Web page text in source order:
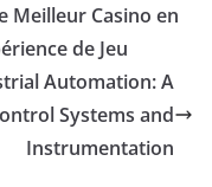
Meilleur Casino en
de Jeu
Automation: A
Systems and
Instrumentation